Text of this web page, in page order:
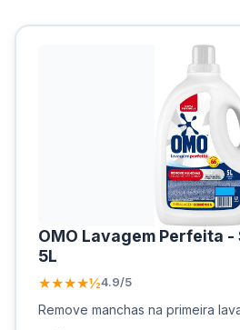
OMO Lavagem Perfeita -
5L
★★★★½4.9/5
Remove manchas na primeira